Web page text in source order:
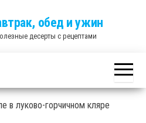
обед и ужин
десерты с рецептами